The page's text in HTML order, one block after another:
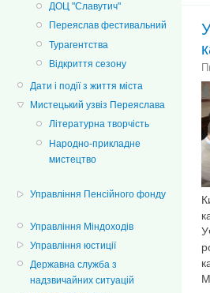
ДОЦ "Славутич"
Переяслав фестивальний
Турагентства
Відкриття сезону
Дати і події з життя міста
Мистецький узвіз Переяслава
Літературна творчість
Народно-прикладне
мистецтво
Управління Пенсійного фонду
Управління Міндоходів
Управління юстиції
Державна служба з
надзвичайних ситуацій